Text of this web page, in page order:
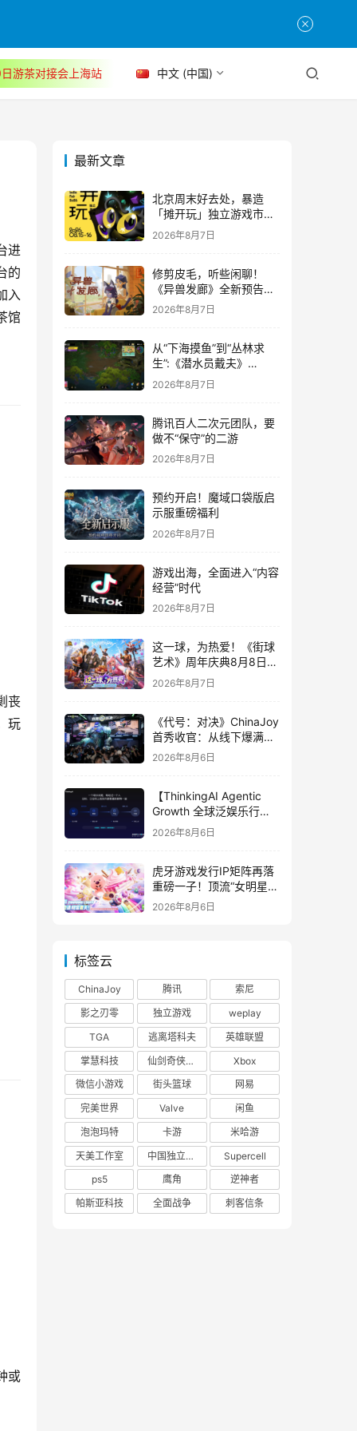
游茶对接会上海站 中文 (中国)
进
的
入
馆
丧
玩
或
最新文章
北京周末好去处，暴造
「摊开玩」独立游戏市集
正式开票！
2026年8月7日
修剪皮毛，听些闲聊！
《异兽发廊》全新预告与
Steam免费试玩公开
2026年8月7日
从“下海摸鱼”到“丛林求
生”:《潜水员戴夫》
DLC《丛林》移动端定档
8月14日
2026年8月7日
腾讯百人二次元团队，要
做不“保守”的二游
2026年8月7日
预约开启！魔域口袋版启
示服重磅福利
2026年8月7日
游戏出海，全面进入“内容
经营”时代
2026年8月7日
这一球，为热爱！《街球
艺术》周年庆典8月8日正
式上线，多重福利与全新
内容同步开启
2026年8月7日
《代号：对决》ChinaJoy
首秀收官：从线下爆满看
见玩家的真实期待
2026年8月6日
【ThinkingAI Agentic
Growth 全球泛娱乐行业
峰会】Agent 时代，人到
底负责什么
2026年8月6日
虎牙游戏发行IP矩阵再落
重磅一子！顶流“女明星”
ZANMANG LOOPY 正版
2026年8月6日
标签云
ChinaJoy 腾讯
索尼
影之刃零
独立游戏
weplay
TGA
逃离塔科夫
英雄联盟
掌慧科技
仙剑奇侠传四
Xbox
微信小游戏
街头篮球
网易
完美世界
Valve
闲鱼
泡泡玛特
卡游
米哈游
天美工作室
中国独立游戏联盟
Supercell
ps5
鹰角
逆神者
帕斯亚科技
全面战争 刺客信条